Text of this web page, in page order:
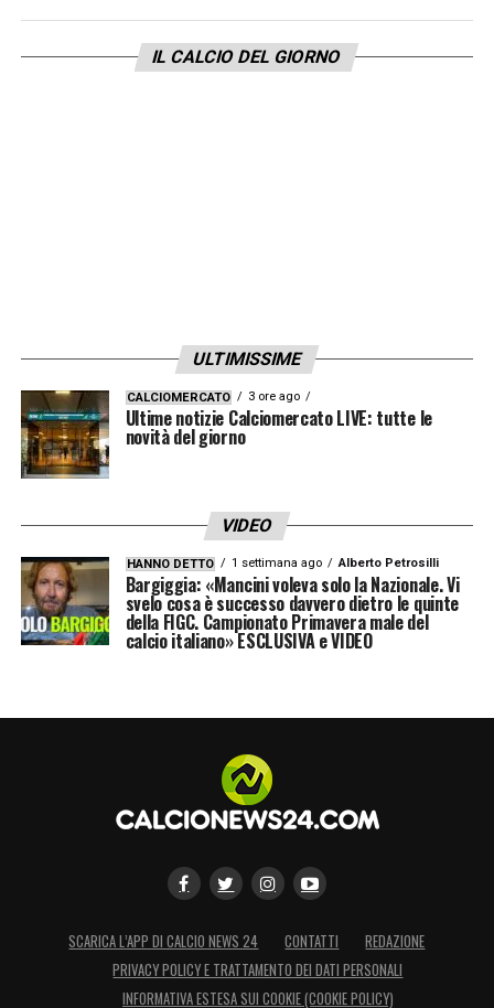
IL CALCIO DEL GIORNO
ULTIMISSIME
CALCIOMERCATO 3 ore ago
Ultime notizie Calciomercato LIVE: tutte le
novità del giorno
VIDEO
HANNO DETTO 1 settimana ago Alberto Petrosilli
Bargiggia: «Mancini voleva solo la Nazionale. Vi
svelo cosa è successo davvero dietro le quinte
della FIGC. Campionato Primavera male del
calcio italiano» ESCLUSIVA e VIDEO
SCARICA L’APP DI CALCIO NEWS 24 CONTATTI
REDAZIONE
PRIVACY POLICY E TRATTAMENTO DEI DATI PERSONALI
INFORMATIVA ESTESA SUI COOKIE (COOKIE POLICY)